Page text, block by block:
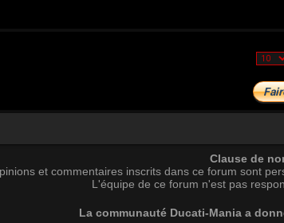
Clause de
et commentaires inscrits dans ce forum sont
L'équipe de ce forum n'est pas
La communauté Ducati-Mania a